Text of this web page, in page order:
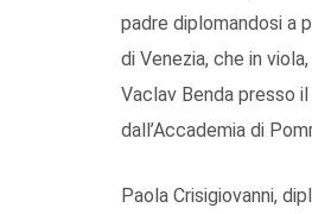
padre diplomandosi a
di Venezia, che in
Vaclav Benda presso
dall’Accademia di
Paola Crisigiovanni,